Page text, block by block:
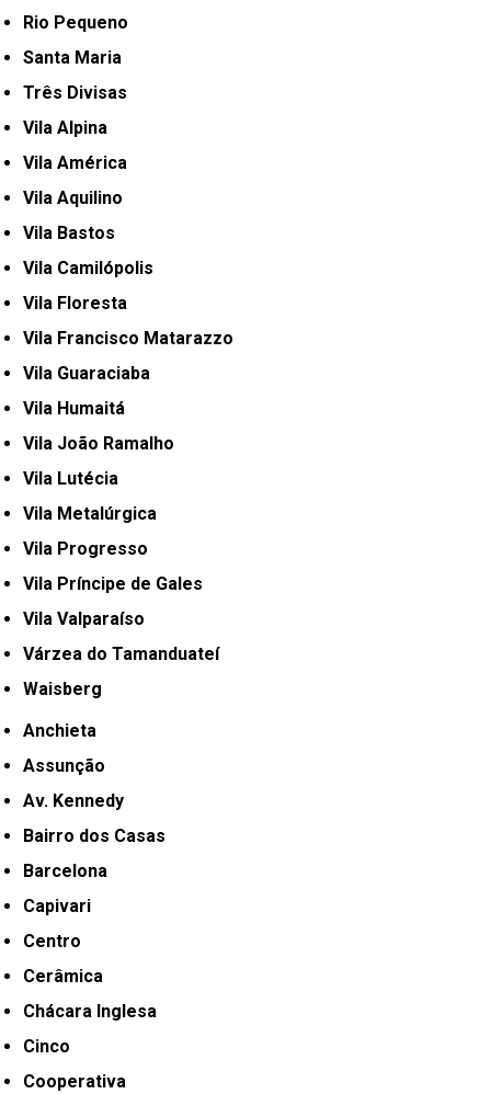
Rio Pequeno
Santa Maria
Três Divisas
Vila Alpina
Vila América
Vila Aquilino
Vila Bastos
Vila Camilópolis
Vila Floresta
Vila Francisco Matarazzo
Vila Guaraciaba
Vila Humaitá
Vila João Ramalho
Vila Lutécia
Vila Metalúrgica
Vila Progresso
Vila Príncipe de Gales
Vila Valparaíso
Várzea do Tamanduateí
Waisberg
Anchieta
Assunção
Av. Kennedy
Bairro dos Casas
Barcelona
Capivari
Centro
Cerâmica
Chácara Inglesa
Cinco
Cooperativa